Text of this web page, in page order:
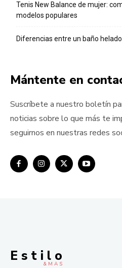
Tenis New Balance de mujer:
modelos populares
Diferencias entre un baño
Mántente en
Suscríbete a nuestro boletín
noticias sobre lo que más te
seguirnos en nuestras redes
E s t i l o
& M À S